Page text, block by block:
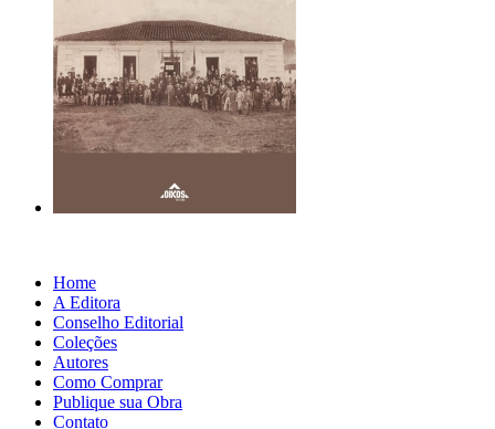
Home
A Editora
Conselho Editorial
Coleções
Autores
Como Comprar
Publique sua Obra
Contato